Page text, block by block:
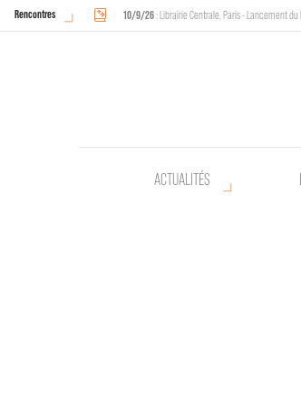
Rencontres 10/9/26: Librairie Centrale, Paris - Lancement du
: Halles de Schaerbeek,
ACTUALITÉS